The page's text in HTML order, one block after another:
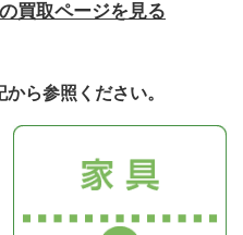
買取ページを見る
ら参照ください。